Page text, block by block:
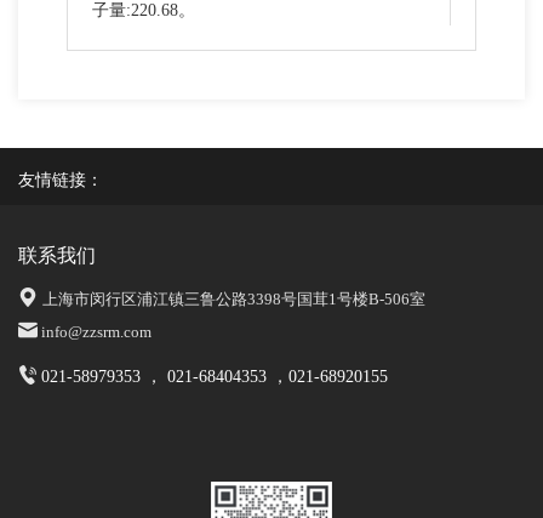
子量:220.68。
友情链接：
联系我们
上海市闵行区浦江镇三鲁公路3398号国茸1号楼B-506室
info@zzsrm.com
021-58979353 ， 021-68404353 ，021-68920155